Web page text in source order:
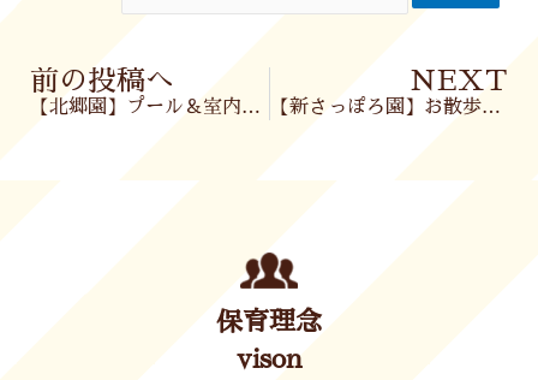
Prev
前の投稿へ
【北郷園】プール＆室内あそび🎶
NEXT
【新さっぽろ園】お散歩🌻＆製作🖌️
保育理念
vison